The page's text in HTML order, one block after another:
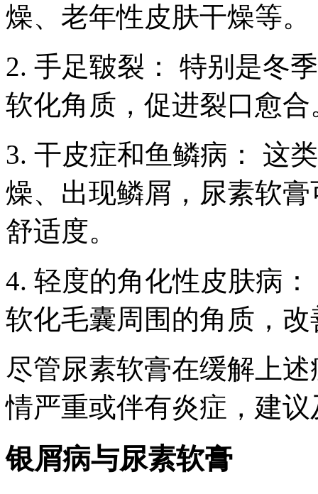
燥、老年性皮肤干燥等。
2. 手足皲裂： 特别是冬
软化角质，促进裂口愈合
3. 干皮症和鱼鳞病： 这
燥、出现鳞屑，尿素软
舒适度。
4. 轻度的角化性皮肤病
软化毛囊周围的角质，
尽管尿素软膏在缓解上
情严重或伴有炎症，建
银屑病与尿素软膏